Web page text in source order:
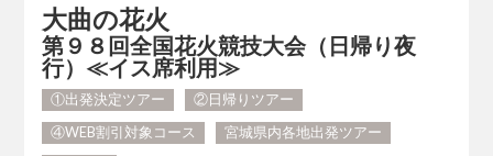
大曲の花火
第９８回全国花火競技大会（日帰り夜
行）≪イス席利用≫
①出発決定ツアー
②日帰りツアー
④WEB割引対象コース
宮城県内各地出発ツアー